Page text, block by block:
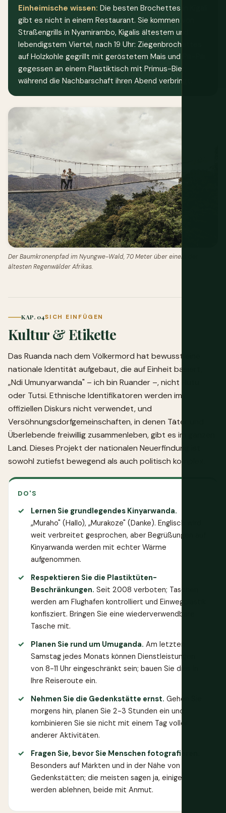
Einheimische wissen: Die besten Brochettes in Kigali
gibt es nicht in einem Restaurant. Sie kommen von
Straßengrills in Nyamirambo, Kigalis ältestem und
lebendigstem Viertel, nach 19 Uhr: Ziegenbrochettes
auf Holzkohle gegrillt mit geröstetem Mais und Pili-Pili,
gegessen an einem Plastiktisch mit Primus-Bier,
während die Nachbarschaft ihren Abend verbringt.
Der Baumkronenpfad im Nyungwe-Wald, 70 Meter über einem der
ältesten Regenwälder Afrikas.
KAP. 04SICH EINFÜGEN
Kultur & Etikette
Das Ruanda nach dem Völkermord hat bewusst eine
nationale Identität aufgebaut, die auf Einheit basiert,
„Ndi Umunyarwanda" – ich bin Ruander –, nicht Hutu
oder Tutsi. Ethnische Identifikatoren werden im
offiziellen Diskurs nicht verwendet, und
Versöhnungsdorfgemeinschaften, in denen Täter und
Überlebende freiwillig zusammenleben, gibt es im ganzen
Land. Dieses Projekt der nationalen Neuerfindung ist
sowohl zutiefst bewegend als auch politisch komplex.
DO'S
Lernen Sie grundlegendes Kinyarwanda.
„Muraho" (Hallo), „Murakoze" (Danke). Englisch wird
weit verbreitet gesprochen, aber Begrüßungen auf
Kinyarwanda werden mit echter Wärme
aufgenommen.
Respektieren Sie die Plastiktüten-
Beschränkungen. Seit 2008 verboten; Taschen
werden am Flughafen kontrolliert und Einwegplastik
konfisziert. Bringen Sie eine wiederverwendbare
Tasche mit.
Planen Sie rund um Umuganda. Am letzten
Samstag jedes Monats können Dienstleistungen
von 8-11 Uhr eingeschränkt sein; bauen Sie dies in
Ihre Reiseroute ein.
Nehmen Sie die Gedenkstätte ernst. Gehen Sie
morgens hin, planen Sie 2-3 Stunden ein und
kombinieren Sie sie nicht mit einem Tag voller
anderer Aktivitäten.
Fragen Sie, bevor Sie Menschen fotografieren.
Besonders auf Märkten und in der Nähe von
Gedenkstätten; die meisten sagen ja, einige
werden ablehnen, beide mit Anmut.